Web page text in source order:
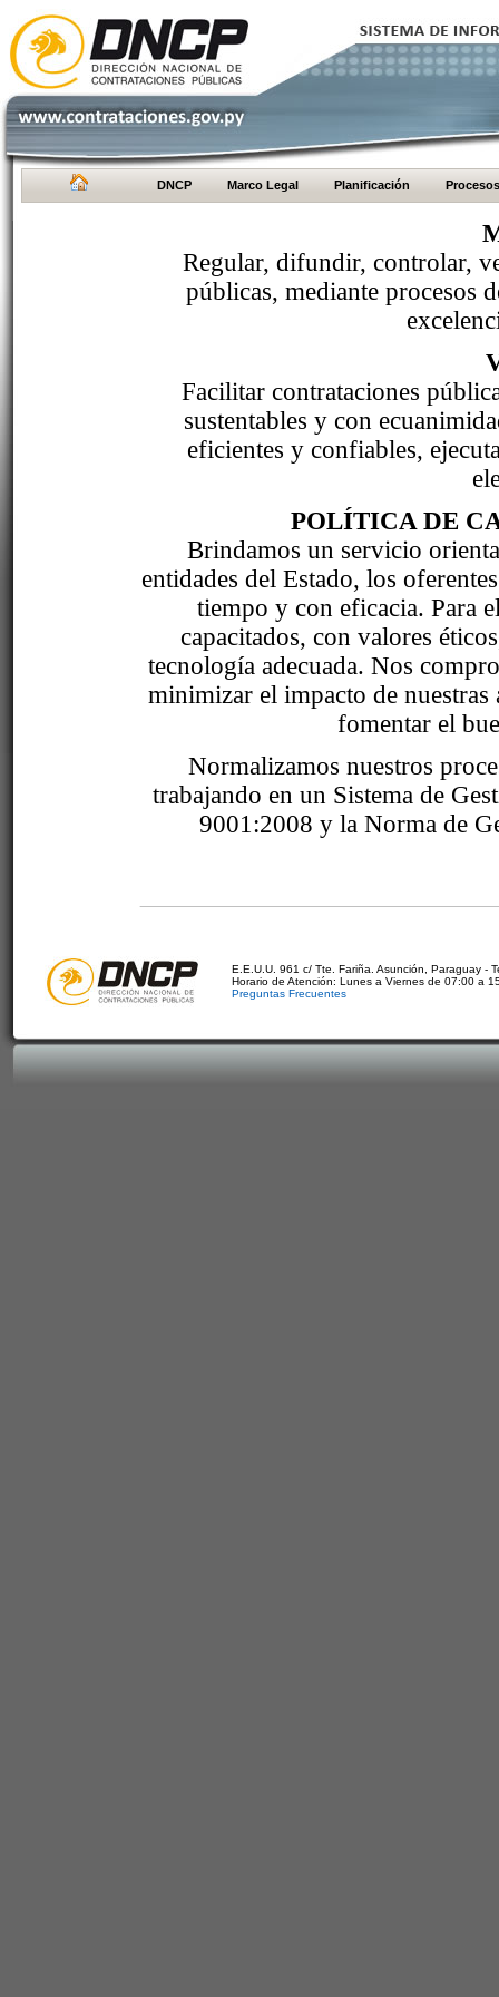
DNCP Marco Legal Planificación Procesos
Regular, difundir, controlar,
públicas, mediante procesos
Facilitar contrataciones
sustentables y con
eficientes y confiables,
POLÍTICA DE
Brindamos un servicio
entidades del Estado, los
tiempo y con eficacia. Para
capacitados, con valores
tecnología adecuada. Nos
minimizar el impacto de
fomentar el
Normalizamos nuestros
trabajando en un Sistema de
9001:2008 y la Norma de
E.E.U.U. 961 c/ Tte. Fariña. Asunción, Paraguay -
Horario de Atención: Lunes a Viernes de 07:00 a
Preguntas Frecuentes